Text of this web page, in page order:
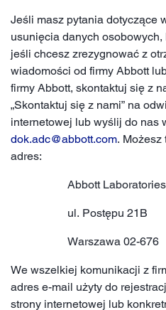
Jeśli masz pytania dotyczące
usunięcia danych osobowych,
jeśli chcesz zrezygnować z
wiadomości od firmy Abbott
firmy Abbott, skontaktuj się z
„Skontaktuj się z nami” na
internetowej lub wyślij do nas
dok.adc@abbott.com. Możesz
adres:
Abbott
ul. Postępu 21B
Warszawa 02-676
We wszelkiej komunikacji z
adres e-mail użyty do
strony internetowej lub